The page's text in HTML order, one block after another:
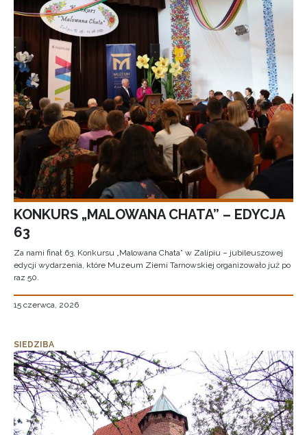
KONKURS „MALOWANA CHATA” – EDYCJA
63
Za nami finał 63. Konkursu „Malowana Chata” w Zalipiu – jubileuszowej
edycji wydarzenia, które Muzeum Ziemi Tarnowskiej organizowało już po
raz 50.
15 czerwca, 2026
SIEDZIBA